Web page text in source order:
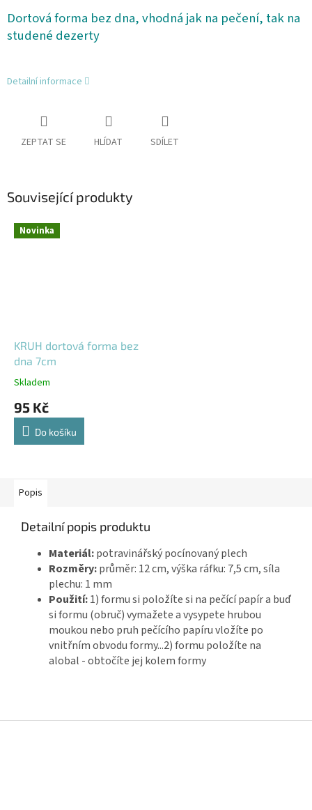
Dortová forma bez dna, vhodná jak na pečení, tak na
studené dezerty
Detailní informace
ZEPTAT SE HLÍDAT SDÍLET
Související produkty
Novinka
KRUH dortová forma bez
dna 7cm
Skladem
95 Kč
Do košíku
Popis
Detailní popis produktu
Materiál:potravinářský pocínovaný plech
Rozměry:průměr: 12 cm, výška ráfku: 7,5 cm, síla
plechu: 1 mm
Použití:1) formu si položíte si na pečící papír a buď
si formu (obruč) vymažete a vysypete hrubou
moukou nebo pruh pečícího papíru vložíte po
vnitřním obvodu formy...2) formu položíte na
alobal - obtočíte jej kolem formy